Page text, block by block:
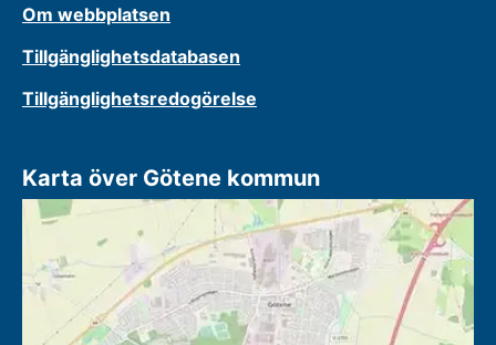
Om webbplatsen
Tillgänglighetsdatabasen
Tillgänglighetsredogörelse
Karta över Götene kommun